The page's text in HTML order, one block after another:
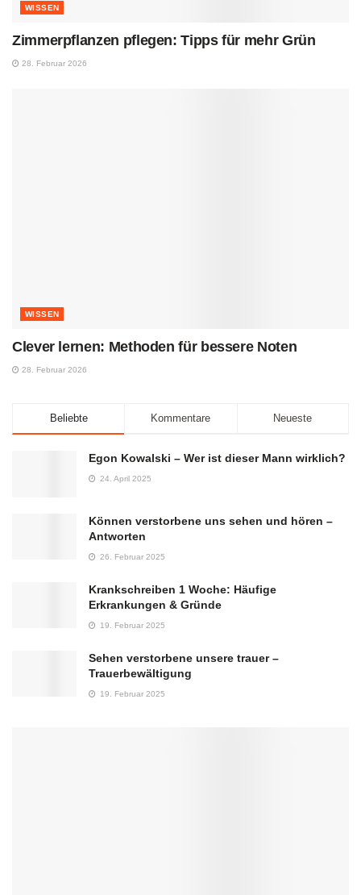
WISSEN
Zimmerpflanzen pflegen: Tipps für mehr Grün
28. Februar 2026
WISSEN
Clever lernen: Methoden für bessere Noten
28. Februar 2026
Beliebte Kommentare Neueste
Egon Kowalski – Wer ist dieser Mann wirklich?
24. April 2025
Können verstorbene uns sehen und hören –
Antworten
26. Februar 2025
Krankschreiben 1 Woche: Häufige
Erkrankungen & Gründe
19. Februar 2025
Sehen verstorbene unsere trauer –
Trauerbewältigung
19. Februar 2025